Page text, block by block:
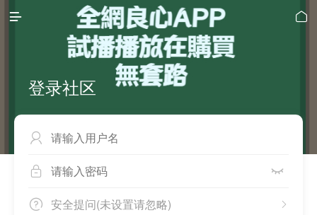
 
登录社区

 
 
安全提问(未设置请忽略)